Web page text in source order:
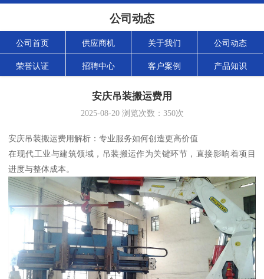
公司动态
公司首页 供应商机 关于我们 公司动态
荣誉认证 招聘中心 客户案例 产品知识
安庆吊装搬运费用
2025-08-20浏览次数： 350次
安庆吊装搬运费用解析：专业服务如何创造更高价值
在现代工业与建筑领域，吊装搬运作为关键环节，直接影响着项目
进度与整体成本。